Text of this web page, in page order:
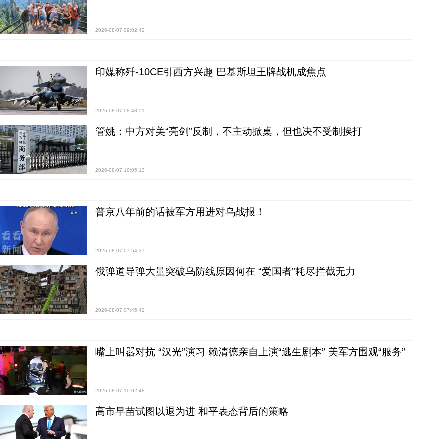
2026-08-07 09:02:42
印媒称歼-10CE引西方兴趣 巴基斯坦王牌战机成焦点
2026-08-07 08:43:51
管姚：中方对美“亮剑”反制，不主动掀桌，但也决不受制挨打
2026-08-07 10:05:13
普京八年前的话被军方用进对乌战报！
2026-08-07 07:54:37
俄弹道导弹大量突破乌防线原因何在 “爱国者”耗尽拦截无力
2026-08-07 07:45:42
嘴上叫嚣对抗 “汉光”演习 赖清德亲自上演“逃生剧本” 美军方围观“服务”
2026-08-07 10:02:48
高市早苗试图以退为进 和平表态背后的策略